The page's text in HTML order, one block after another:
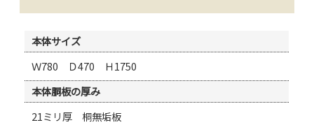
本体サイズ
Ｗ780 Ｄ470 Ｈ1750
本体胴板の厚み
21ミリ厚 桐無垢板